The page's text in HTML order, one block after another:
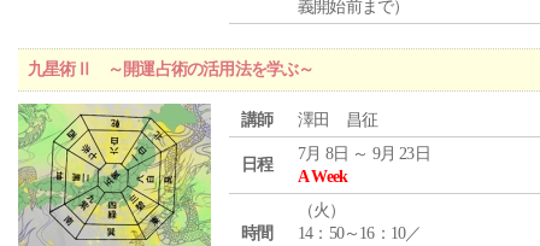
義開始前まで）
九星術Ⅱ ～開運占術の活用法を学ぶ～
講師 澤田 昌征
日程
7月 8日 ～ 9月 23日
A Week
時間
（火 ）
14：50～16：10／